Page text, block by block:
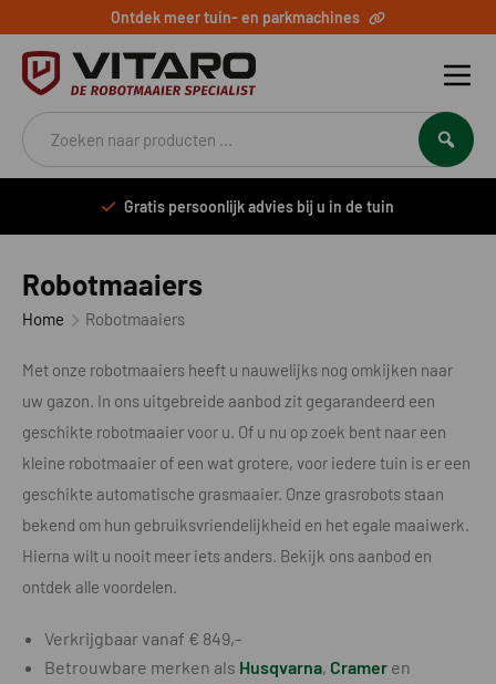
Ontdek meer tuin- en parkmachines
Producten
zoeken
Gratis persoonlijk advies bij u in de tuin
Robotmaaiers
Home Robotmaaiers
Met onze robotmaaiers heeft u nauwelijks nog omkijken naar
uw gazon. In ons uitgebreide aanbod zit gegarandeerd een
geschikte robotmaaier voor u. Of u nu op zoek bent naar een
kleine robotmaaier of een wat grotere, voor iedere tuin is er een
geschikte automatische grasmaaier. Onze grasrobots staan
bekend om hun gebruiksvriendelijkheid en het egale maaiwerk.
Hierna wilt u nooit meer iets anders. Bekijk ons aanbod en
ontdek alle voordelen.
Verkrijgbaar vanaf € 849,-
Betrouwbare merken als Husqvarna, Cramer en